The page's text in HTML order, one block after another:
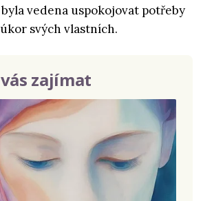
vedena uspokojovat potřeby
svých vlastních.
zajímat